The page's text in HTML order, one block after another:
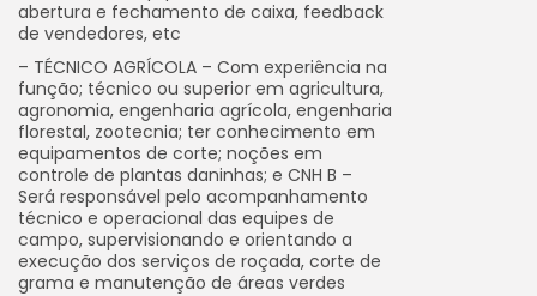
abertura e fechamento de caixa, feedback
de vendedores, etc
– TÉCNICO AGRÍCOLA – Com experiência na
função; técnico ou superior em agricultura,
agronomia, engenharia agrícola, engenharia
florestal, zootecnia; ter conhecimento em
equipamentos de corte; noções em
controle de plantas daninhas; e CNH B –
Será responsável pelo acompanhamento
técnico e operacional das equipes de
campo, supervisionando e orientando a
execução dos serviços de roçada, corte de
grama e manutenção de áreas verdes